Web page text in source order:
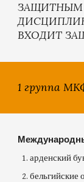
ВХОДИТ
1 группа
арденский
бельгийские